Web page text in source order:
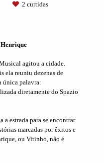
2 curtidas
agitou a cidade.
ela reuniu dezenas de
única palavra:
diretamente do Spazio
a estrada para se encontrar
marcadas por êxitos e
ou Vitinho, não é